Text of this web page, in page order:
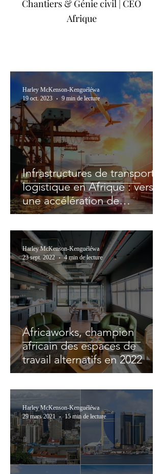
Chantiers & Génie civil | CEO
Afrique
Infrastructures de transport &
logistique en Afrique : vers
une accélération de
l’intégration régionale
Harley McKenson-Kenguéléwa
19 oct. 2023
9 min de lecture
Africaworks, champion
africain des espaces de
travail alternatifs en 2022
Harley McKenson-Kenguéléwa
23 sept. 2022
4 min de lecture
Harley McKenson-Kenguéléwa
29 mars 2021
15 min de lecture